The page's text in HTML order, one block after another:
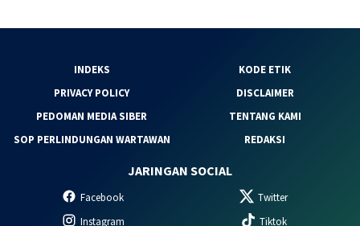
INDEKS
KODE ETIK
PRIVACY POLICY
DISCLAIMER
PEDOMAN MEDIA SIBER
TENTANG KAMI
SOP PERLINDUNGAN WARTAWAN
REDAKSI
JARINGAN SOCIAL
Facebook
Twitter
Instagram
Tiktok